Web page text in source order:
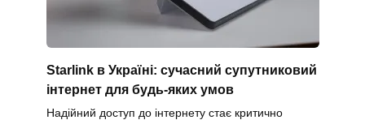
Starlink в Україні: сучасний супутниковий
інтернет для будь-яких умов
Надійний доступ до інтернету стає критично